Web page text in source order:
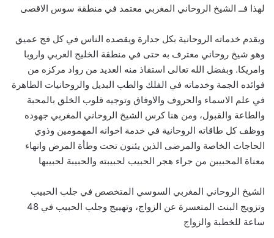
لهذا فــ الشيخ الروحاني المغربي معتمد في منطقة سوس الاقصى
ويقدم خدماته الروحانية بكل جدارة ويقصده الناس في كل فج عميق
وهو شيخ روحاني معترف به حتى في منطقة الخليج العربي واروبا
وامريكا. وبفضل الله تعالى استفاذ منه العديد من رواد مركزه من
فوائده الجمة وخدماته في الفلك والطب البديل والروحانيات الطاهرة
في علم الاسماء والحروف والاوفاق وتوجيه قلوب الخلق بالمحبة
والطاعة والقبول، ومن هنا كرس الشيخ الروحاني المغربي جهوده
ووظف كل طاقاته الروحانية في خدمة اخوانه المهمومين وذوي
الحاجات الخاصة والمرضى الذين يئنون تحت وطأة المرض وانهاء
معناة المحبيبن من جراء هجر الحبيب لحبيبته والحبيبة لحبيبها
الشيخ الروحاني المغربي السوسي المتخصص في جلب الحبيب
وتزويج البنت المتعسرة عن الزواج، وتهييج وجلب الحبيب في 48
ساعة للخطبة والزواج